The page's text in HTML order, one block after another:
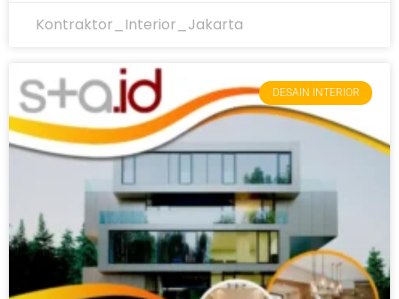
Kontraktor_Interior_Jakarta
DESAIN INTERIOR